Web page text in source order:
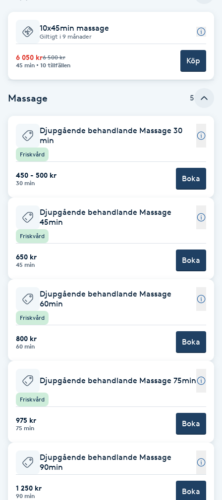
Balayage
Barber
Barnklippning
BIAB
Blowout
Bottenfärg
Brynformning
Brynfärgning
Brynplockning
Bröllopsuppsättning
Celluliter
Color correction
Cryoterapi
Damklippning
10x45min massage
Giltigt i 9 månader
6 050 kr6 500 kr
45 min
10 tillfällen Köp
Massage 5
Djupgående behandlande Massage 30
min
Friskvård
450 - 500 kr
30 min Boka
Djupgående behandlande Massage
45min
Friskvård
650 kr
45 min Boka
Djupgående behandlande Massage
60min
Friskvård
800 kr
60 min Boka
Djupgående behandlande Massage 75min
Friskvård
975 kr
75 min Boka
Djupgående behandlande Massage
90min
1 250 kr
90 min Boka